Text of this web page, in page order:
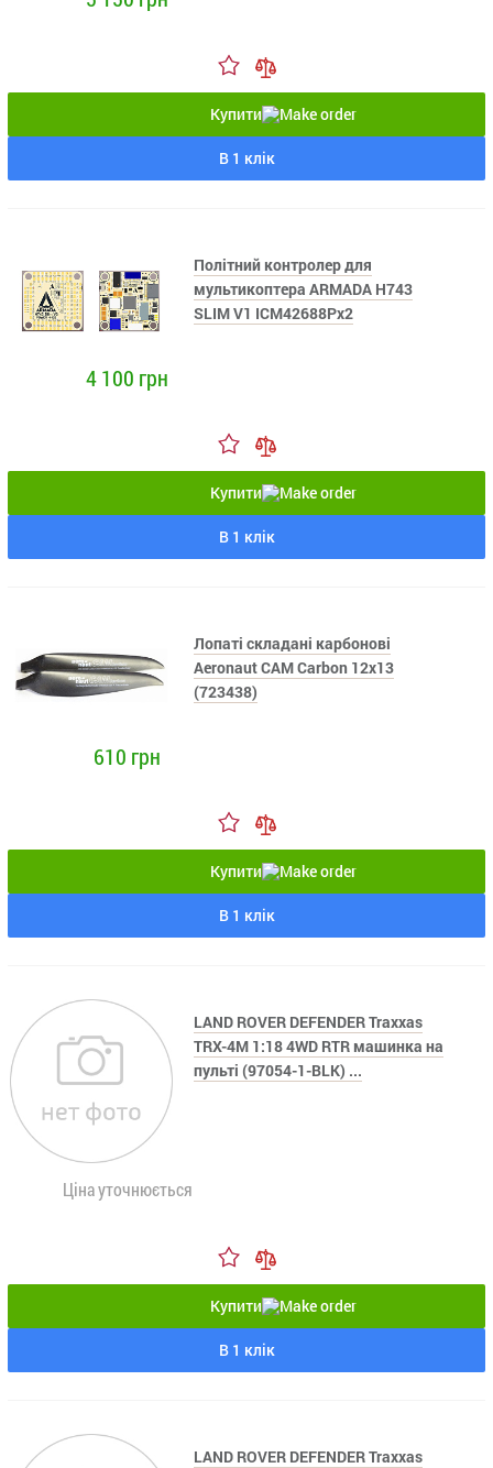
Купити
В 1 клік
Політний контролер для
мультикоптера ARMADA H743
SLIM V1 ICM42688Px2
4 100 грн
Купити
В 1 клік
Лопаті складані карбонові
Aeronaut CAM Carbon 12x13
(723438)
610 грн
Купити
В 1 клік
LAND ROVER DEFENDER Traxxas
TRX-4M 1:18 4WD RTR машинка на
пульті (97054-1-BLK) ...
Ціна уточнюється
Купити
В 1 клік
LAND ROVER DEFENDER Traxxas